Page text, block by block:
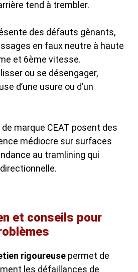
tend à trembler.
des défauts gênants,
en faux neutre à haute
et 6ème vitesse.
ou se désengager,
d’une usure ou d’un
de marque CEAT posent des
médiocre sur surfaces
au tramlining qui
et conseils pour
rigoureuse permet de
les défaillances de